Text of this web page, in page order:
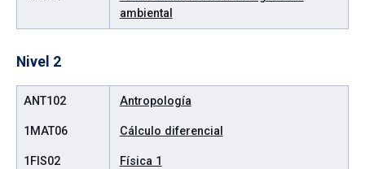
ambiental
Nivel 2
ANT102 Antropología
1MAT06 Cálculo diferencial
1FIS02 Física 1